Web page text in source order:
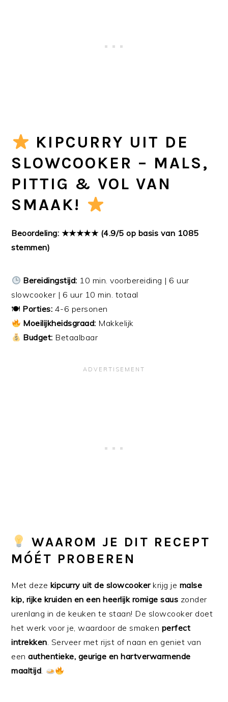
KIPCURRY UIT DE
SLOWCOOKER – MALS,
PITTIG & VOL VAN
SMAAK!
Beoordeling: ★★★★★ (4.9/5 op basis van 1085
stemmen)
Bereidingstijd: 10 min. voorbereiding | 6 uur
slowcooker | 6 uur 10 min. totaal
🍽 Porties: 4-6 personen
Moeilijkheidsgraad: Makkelijk
Budget: Betaalbaar
WAAROM JE DIT RECEPT
MÓÉT PROBEREN
Met deze kipcurry uit de slowcookerkrijg je malse
kip, rijke kruiden en een heerlijk romige saus zonder
urenlang in de keuken te staan! De slowcooker doet
het werk voor je, waardoor de smaken perfect
intrekken. Serveer met rijst of naan en geniet van
eenauthentieke, geurige en hartverwarmende
maaltijd.